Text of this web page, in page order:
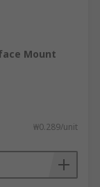
Mount
₩0.289/unit